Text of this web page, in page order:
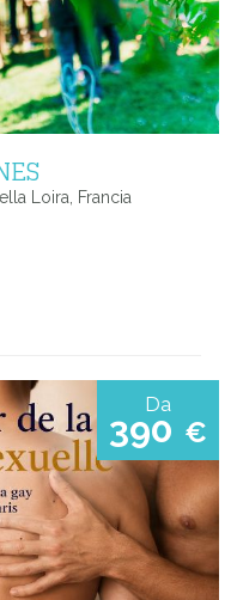
Loira, Francia
Da
390 €